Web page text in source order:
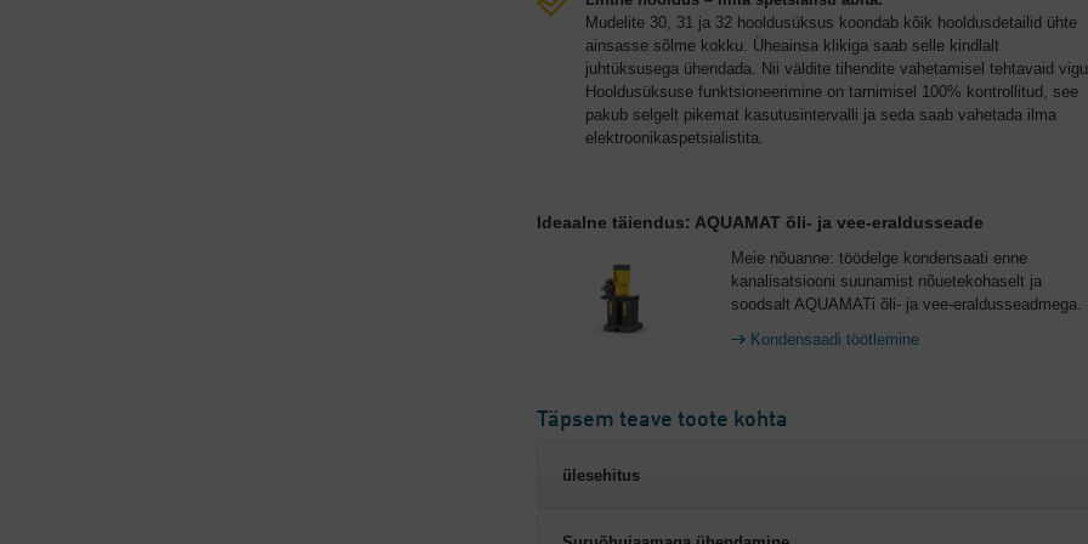
Mudelite 30, 31 ja 32 hooldusüksus koondab kõik hooldusdetailid ühte
ainsasse sõlme kokku. Üheainsa klikiga saab selle kindlalt
juhtüksusega ühendada. Nii väldite tihendite vahetamisel tehtavaid
Hooldusüksuse funktsioneerimine on tarnimisel 100% kontrollitud, see
pakub selgelt pikemat kasutusintervalli ja seda saab vahetada ilma
elektroonikaspetsialistita.
Ideaalne täiendus: AQUAMAT õli- ja vee-eraldusseade
Meie nõuanne: töödelge kondensaati enne
kanalisatsiooni suunamist nõuetekohaselt ja
soodsalt AQUAMATi õli- ja vee-eraldusseadmega.
Kondensaadi töötlemine
Täpsem teave toote kohta
ülesehitus